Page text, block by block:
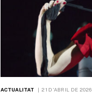
ACTUALITAT 21 D'ABRIL DE 2026